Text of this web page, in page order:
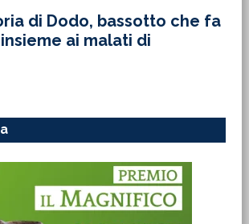
di Dodo, bassotto che fa
ai malati di